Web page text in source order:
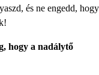
és ne engedd, hogy
hogy a nadálytő